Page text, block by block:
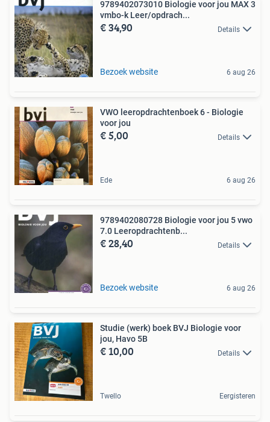
9789402073010 Biologie voor jou MAX 3
vmbo-k Leer/opdrach...
€ 34,90 Details
Bezoek website 6 aug 26
VWO leeropdrachtenboek 6 - Biologie
voor jou
€ 5,00 Details
Ede 6 aug 26
9789402080728 Biologie voor jou 5 vwo
7.0 Leeropdrachtenb...
€ 28,40 Details
Bezoek website 6 aug 26
Studie (werk) boek BVJ Biologie voor
jou, Havo 5B
€ 10,00 Details
Twello Eergisteren